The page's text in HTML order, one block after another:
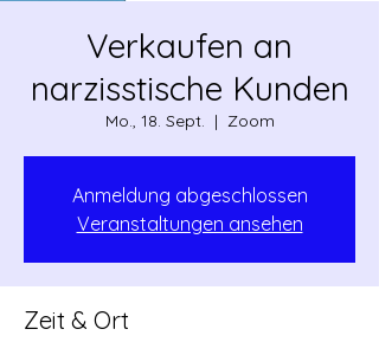
Verkaufen an
narzisstische Kunden
Mo., 18. Sept.
  |
Zoom
Anmeldung abgeschlossen
Veranstaltungen ansehen
Zeit & Ort